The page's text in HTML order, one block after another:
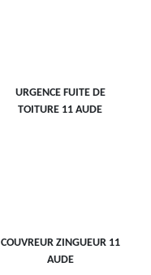
URGENCE FUITE DE
TOITURE 11 AUDE
COUVREUR ZINGUEUR 11
AUDE